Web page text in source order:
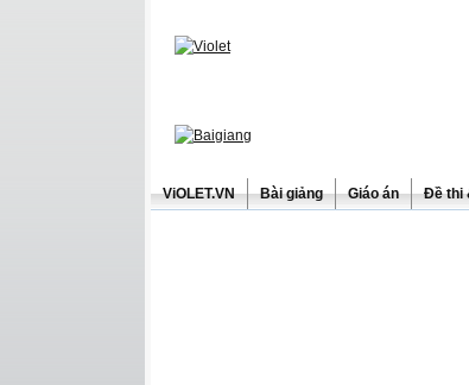
ViOLET.VN Bài giảng Giáo án Đề thi